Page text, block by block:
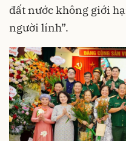
đất nước không giới
người lính”.